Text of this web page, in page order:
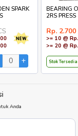
SPARK
BEARING
2RS PRESS
Rp. 2.700
>= 10 @
>= 20 @
Stok Tersedia
Anda